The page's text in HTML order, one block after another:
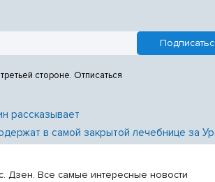
стороне. Отписаться
рассказывает
в самой закрытой лечебнице за
Дзен. Все самые интересные новости